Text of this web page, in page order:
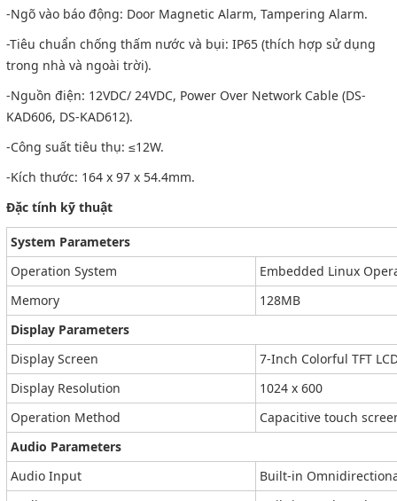
-Ngõ vào báo động: Door Magnetic Alarm, Tampering Alarm.
-Tiêu chuẩn chống thấm nước và bụi: IP65 (thích hợp sử dụng
trong nhà và ngoài trời).
-Nguồn điện: 12VDC/ 24VDC, Power Over Network Cable (DS-
KAD606, DS-KAD612).
-Công suất tiêu thụ: ≤12W.
-Kích thước: 164 x 97 x 54.4mm.
Đặc tính kỹ thuật
System Parameters
Operation System
Embedded Linux
Memory
128MB
Display Parameters
Display Screen
7-Inch Colorful TFT
Display Resolution
1024 x 600
Operation Method
Capacitive touch
Audio Parameters
Audio Input
Built-in